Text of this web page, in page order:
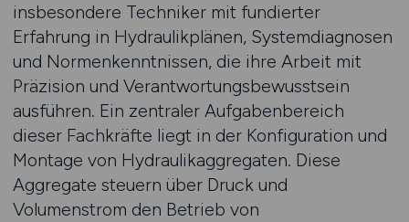
insbesondere Techniker mit fundierter
Erfahrung in Hydraulikplänen, Systemdiagnosen
und Normenkenntnissen, die ihre Arbeit mit
Präzision und Verantwortungsbewusstsein
ausführen. Ein zentraler Aufgabenbereich
dieser Fachkräfte liegt in der Konfiguration und
Montage von Hydraulikaggregaten. Diese
Aggregate steuern über Druck und
Volumenstrom den Betrieb von